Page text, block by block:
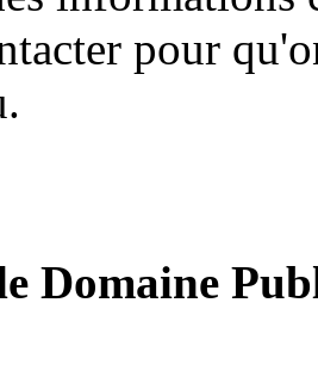
pour
Domaine